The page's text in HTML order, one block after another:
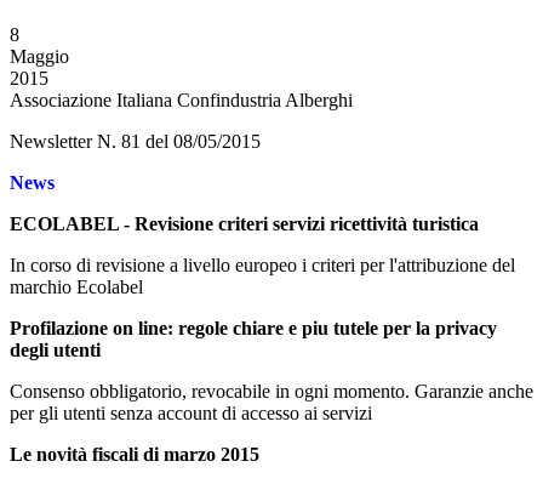
8
Maggio
2015
Associazione Italiana Confindustria Alberghi
Newsletter N. 81 del 08/05/2015
News
ECOLABEL - Revisione criteri servizi ricettività turistica
In corso di revisione a livello europeo i criteri per l'attribuzione del
marchio Ecolabel
Profilazione on line: regole chiare e piu tutele per la privacy
degli utenti
Consenso obbligatorio, revocabile in ogni momento. Garanzie anche
per gli utenti senza account di accesso ai servizi
Le novità fiscali di marzo 2015